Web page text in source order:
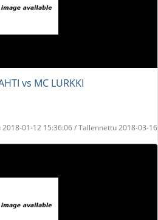
vs MC LURKKI
2018-01-12 15:36:06 / Tallennettu 2018-03-16